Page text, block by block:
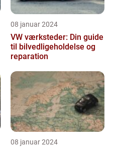
08 januar 2024
VW værksteder: Din guide
til bilvedligeholdelse og
reparation
08 januar 2024